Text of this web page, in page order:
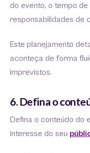
do evento, o tempo
responsabilidades de
Este planejamento
aconteça de forma
imprevistos.
6. Defina o
Defina o conteúdo do
interesse do seu